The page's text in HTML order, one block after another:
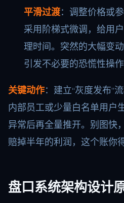
平滑过渡：调整价格或
采用阶梯式微调，给用
理时间。突然的大幅变
引发不必要的恐慌性操作
关键动作：建立“灰度发布”
内部员工或少量白名单用户
异常后再全量推开。别图快
赔掉半年的利润，这个账你
盘口系统架构设计